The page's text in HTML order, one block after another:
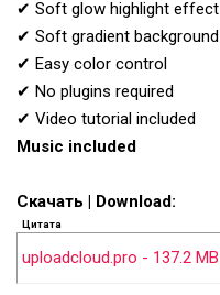
✔ Soft glow highlight effect
✔ Soft gradient background
✔ Easy color control
✔ No plugins required
✔ Video tutorial included
Music included
Скачать | Download:
Цитата
uploadcloud.pro - 137.2 MB